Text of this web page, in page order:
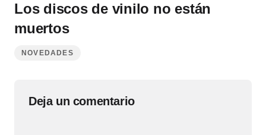
Los discos de vinilo no están
muertos
NOVEDADES
Deja un comentario